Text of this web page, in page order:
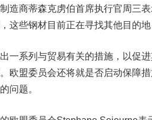
造商蒂森克虏伯首席执行官周三
这些钢材目前正在寻找其他目的
一系列与贸易有关的措施，以促
欧盟委员会还将就是否启动保障
问题。